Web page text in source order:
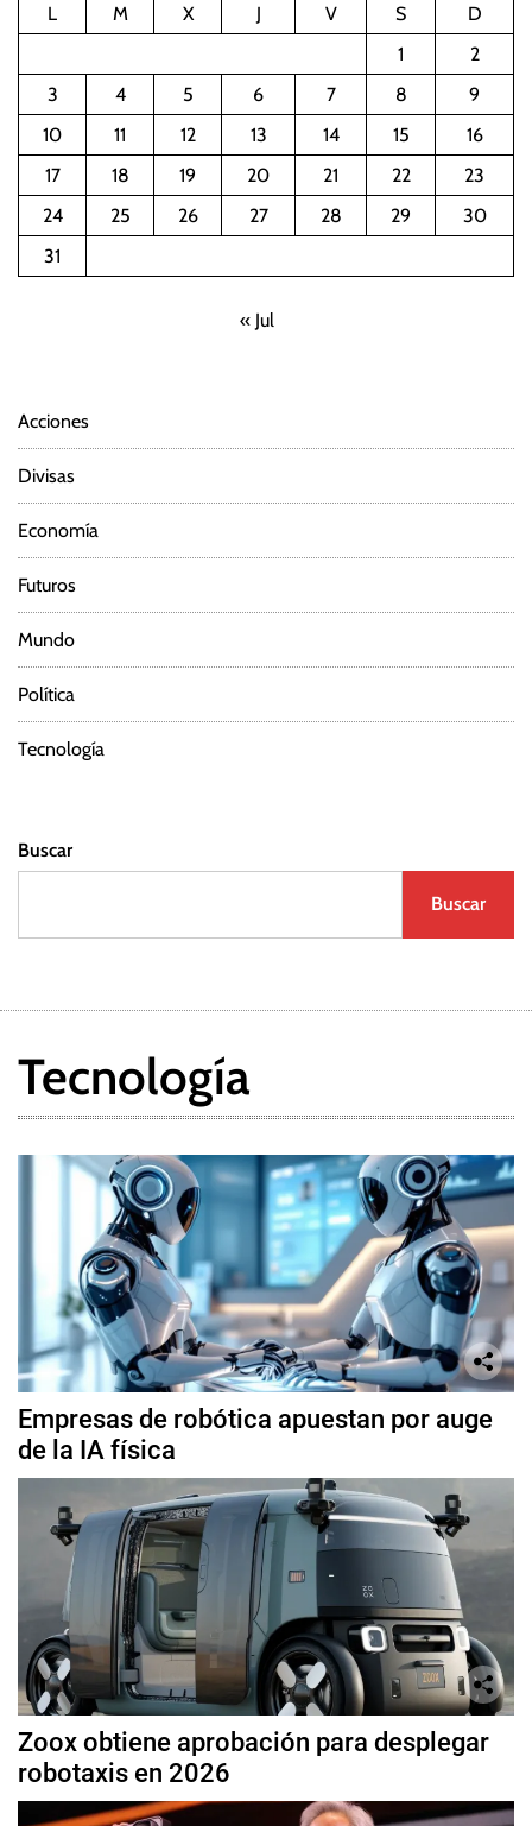
L
M X J V S
D
1
2
3
4 5 6 7 8
9
10
11 12 13 14 15
16
17
18 19 20 21 22
23
24
25 26 27 28 29
30
31
« Jul
Acciones
Divisas
Economía
Futuros
Mundo
Política
Tecnología
Buscar
Buscar
Tecnología
Empresas de robótica apuestan por auge
de la IA física
Zoox obtiene aprobación para desplegar
robotaxis en 2026